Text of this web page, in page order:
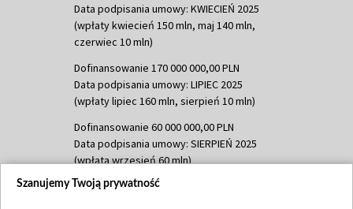
Data podpisania umowy: KWIECIEŃ 2025
(wpłaty kwiecień 150 mln, maj 140 mln,
czerwiec 10 mln)
Dofinansowanie 170 000 000,00 PLN
Data podpisania umowy: LIPIEC 2025
(wpłaty lipiec 160 mln, sierpień 10 mln)
Dofinansowanie 60 000 000,00 PLN
Data podpisania umowy: SIERPIEŃ 2025
(wpłata wrzesień 60 mln)
Dofinansowanie 635 783 051,21 PLN
Szanujemy Twoją prywatność